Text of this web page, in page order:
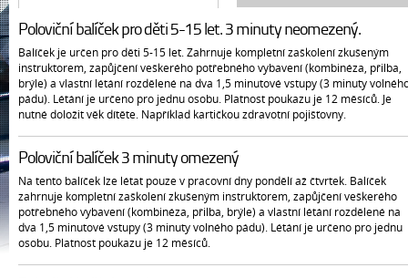
Poloviční balíček pro děti 5-15 let. 3 minuty neomezený.
Balíček je určen pro děti 5-15 let. Zahrnuje kompletní zaškolení zkušeným
instruktorem, zapůjčení veškerého potřebného vybavení (kombinéza, přilba,
brýle) a vlastní létání rozdělené na dva 1,5 minutové vstupy (3 minuty
pádu). Létání je určeno pro jednu osobu. Platnost poukazu je 12 měsíců. Je
nutné doložit věk dítěte. Například kartičkou zdravotní pojišťovny.
Poloviční balíček 3 minuty omezený
Na tento balíček lze létat pouze v pracovní dny pondělí až čtvrtek. Balíček
zahrnuje kompletní zaškolení zkušeným instruktorem, zapůjčení veškerého
potřebného vybavení (kombinéza, přilba, brýle) a vlastní létání rozdělené na
dva 1,5 minutové vstupy (3 minuty volného pádu). Létání je určeno pro jednu
osobu. Platnost poukazu je 12 měsíců.